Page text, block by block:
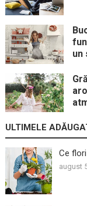
un
ULTIMELE
Ce
august